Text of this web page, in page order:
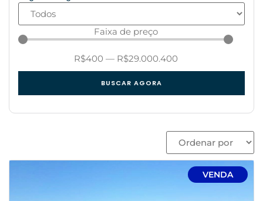
Faixa de preço
R$400 — R$29.000.400
BUSCAR AGORA
VENDA